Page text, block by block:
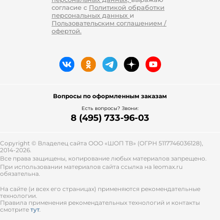
согласие с Политикой обработки
персональных данных и
Пользовательским соглашением /
офертой.
Вопросы по оформленным заказам
Есть вопросы? Звони:
8 (495) 733-96-03
Copyright © Владелец сайта ООО «ШОП ТВ» (ОГРН 5117746036128),
2014-2026.
Все права защищены, копирование любых материалов запрещено.
При использовании материалов сайта ссылка на leomax.ru
обязательна.
На сайте (и всех его страницах) применяются рекомендательные
технологии.
Правила применения рекомендательных технологий и контакты
смотрите тут.